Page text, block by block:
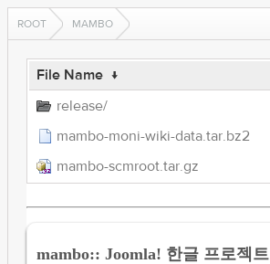
ROOT MAMBO
File Name ↓
release/
mambo-moni-wiki-data.tar.bz2
mambo-scmroot.tar.gz
mambo:: Joomla! 한글 프로젝트